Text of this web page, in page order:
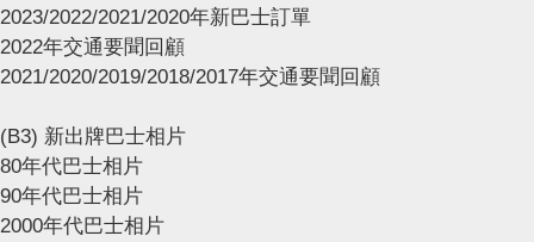
2023/2022/2021/2020年新巴士訂單
2022年交通要聞回顧
2021/2020/2019/2018/2017年交通要聞回顧
(B3) 新出牌巴士相片
80年代巴士相片
90年代巴士相片
2000年代巴士相片